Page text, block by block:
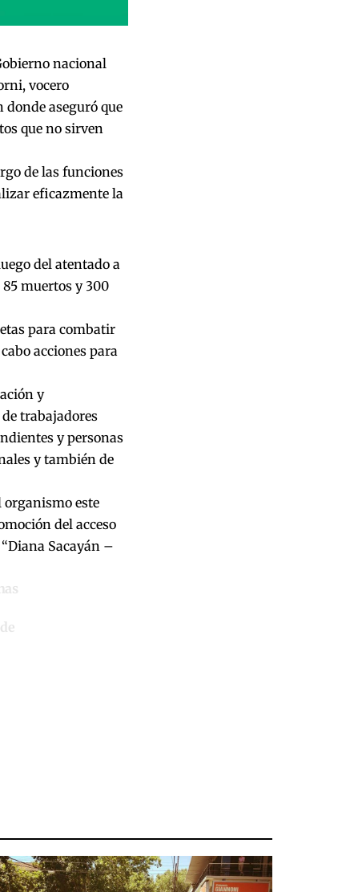
nacional
vocero
aseguró que
que no sirven
de las funciones
eficazmente la
del atentado a
muertos y 300
para combatir
acciones para
y
trabajadores
y personas
y también de
organismo este
del acceso
Sacayán –